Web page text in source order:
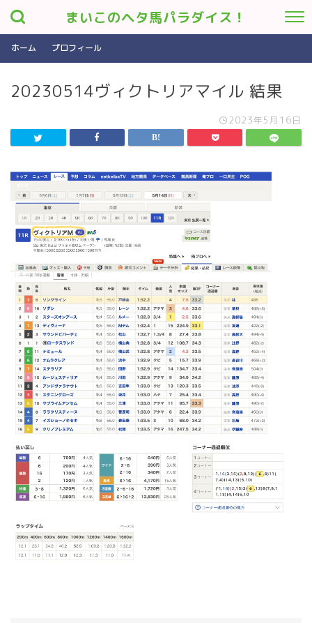
まいこのヘタ馬パラダイス！
ホーム プロフィール
20230514ヴィクトリアマイル 結果
2023年5月16日